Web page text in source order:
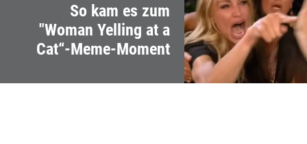
So kam es zum
"Woman Yelling at a
Cat“-Meme-Moment